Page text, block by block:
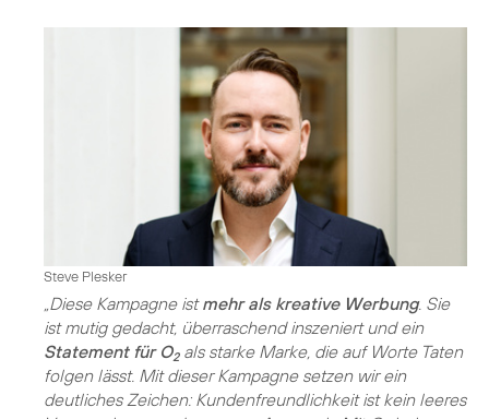
Steve Plesker
„Diese Kampagne istmehr als kreative Werbung. Sie
ist mutig gedacht, überraschend inszeniert und ein
Statement für O2als starke Marke, die auf Worte Taten
folgen lässt. Mit dieser Kampagne setzen wir ein
deutliches Zeichen: Kundenfreundlichkeit ist kein leeres